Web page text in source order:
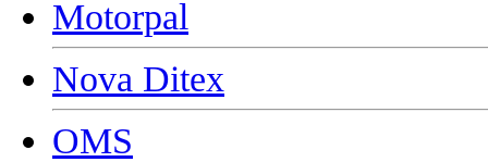
Motorpal
Nova Ditex
OMS